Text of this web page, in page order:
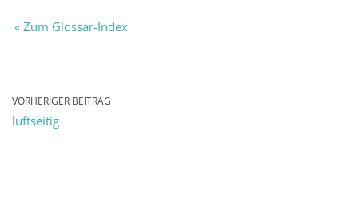
« Zum Glossar-Index
VORHERIGER BEITRAG
luftseitig